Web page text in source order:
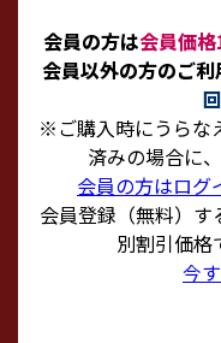
会員の方は会員価
会員以外の方のご利
回
※ご購入時にうらな
済みの場合に
会員の方はログ
会員登録（無料）
別割引価格
今